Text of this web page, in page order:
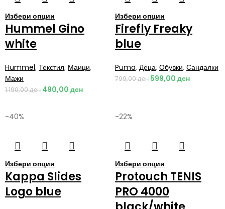
Избери опции
Hummel Gino
white
Hummel, Текстил, Маици,
Мажи
1.190,00ден 490,00 ден
Избери опции
Firefly Freaky
blue
Puma, Деца, Обувки, Сандалки
799,00ден 599,00 ден
-40%
Избери опции
Kappa Slides
Logo blue
-22%
Избери опции
Protouch TENIS
PRO 4000